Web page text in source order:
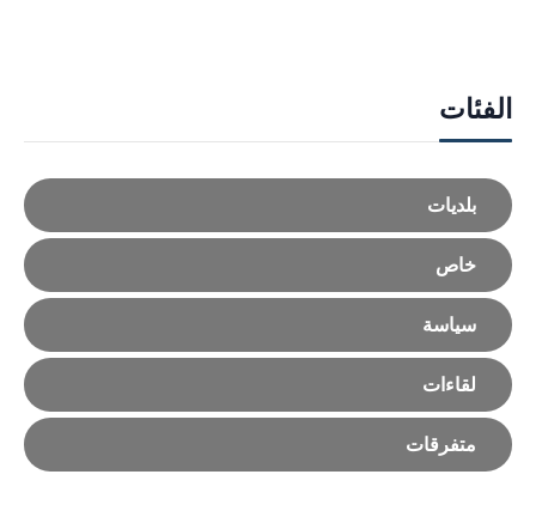
الفئات
بلديات
خاص
سياسة
لقاءات
متفرقات